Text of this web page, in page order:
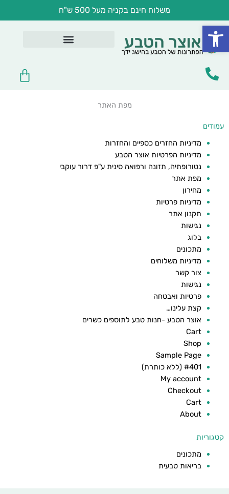
פתח סרגל נגישות
משלוח חינם בקניה מעל 500 ש"ח
עגלת
מפת האתר
עמודים
מדיניות החזרים כספיים והחזרות
מדיניות הפרטיות אוצר הטבע
נטורופתיה, תזונה ורפואה סינית ע"פ דרור עוקבי
מפת אתר
מחירון
מדיניות פרטיות
תקנון אתר
נגישות
בלוג
מתכונים
מדיניות משלוחים
צור קשר
נגישות
פרטיות ואבטחה
קצת עלינו…
אוצר הטבע -חנות טבע לתוספים כשרים
Cart
Shop
Sample Page
#401 (ללא כותרת)
My account
Checkout
Cart
About
קטגוריות
מתכונים
בריאות טבעית